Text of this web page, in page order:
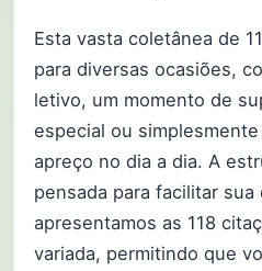
Esta vasta coletânea de
para diversas ocasiões,
letivo, um momento de
especial ou
apreço no dia a dia. A
pensada para facilitar sua
apresentamos as 118
variada, permitindo que